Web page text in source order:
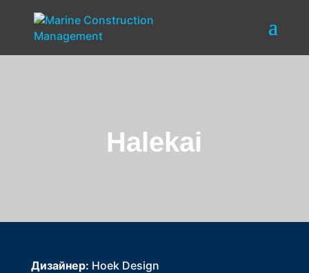
Halekai
Дизайнер: Hoek Design